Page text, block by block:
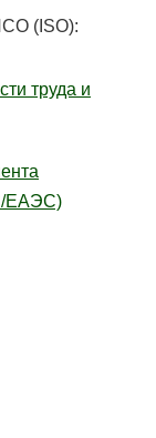
(ISO):
труда и
ЕАЭС)